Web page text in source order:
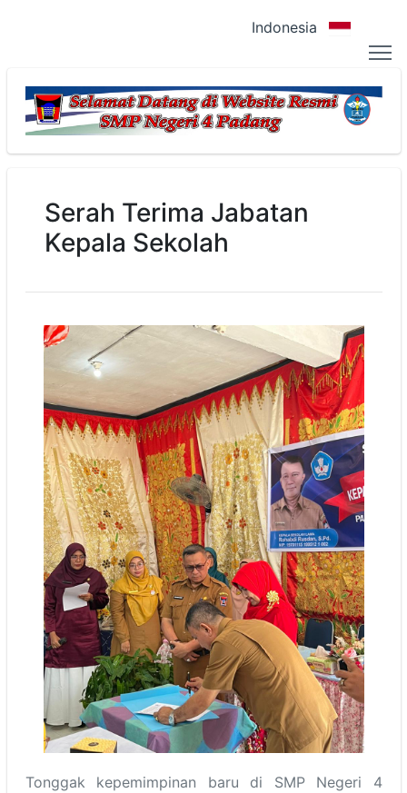
Indonesia
Serah Terima Jabatan
Kepala Sekolah
Tonggak kepemimpinan baru di SMP Negeri 4